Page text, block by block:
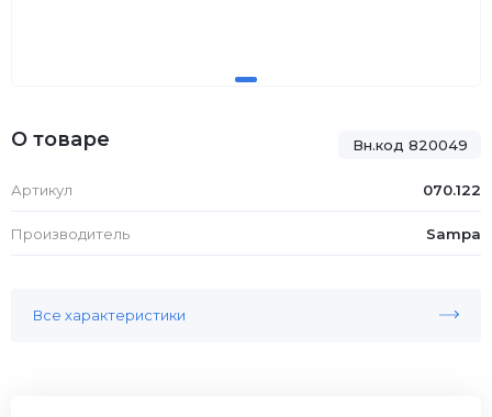
Вн.код 820049
О товаре
Артикул 070.122
Производитель Sampa
Все характеристики